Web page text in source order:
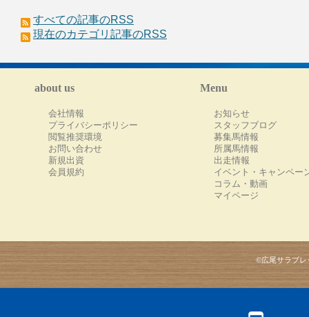
すべての記事のRSS
現在のカテゴリ記事のRSS